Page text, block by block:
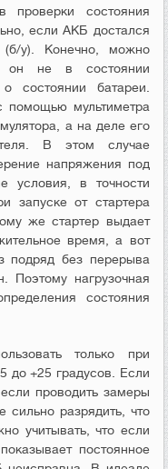
проверки состояния
если АКБ достался
у). Конечно, можно
он не в состоянии
состоянии батареи.
помощью мультиметра
а на деле его
В этом случае
напряжения под
условия, в точности
запуске от стартера
же стартер выдает
время, а вот
подряд без перерыва
Поэтому нагрузочная
состояния
только при
до +25 градусов. Если
проводить замеры
сильно разрядить, что
учитывать, что если
постоянное